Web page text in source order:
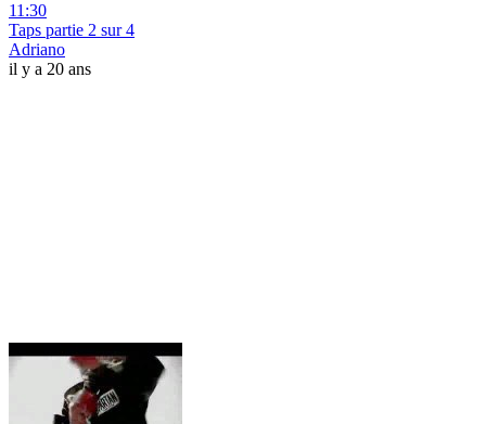
11:30
Taps partie 2 sur 4
Adriano
il y a 20 ans